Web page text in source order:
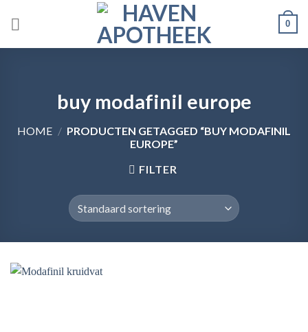
0
buy modafinil europe
HOME / PRODUCTEN GETAGGED “BUY MODAFINIL
EUROPE”
FILTER